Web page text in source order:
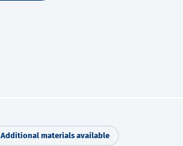
Additional materials available